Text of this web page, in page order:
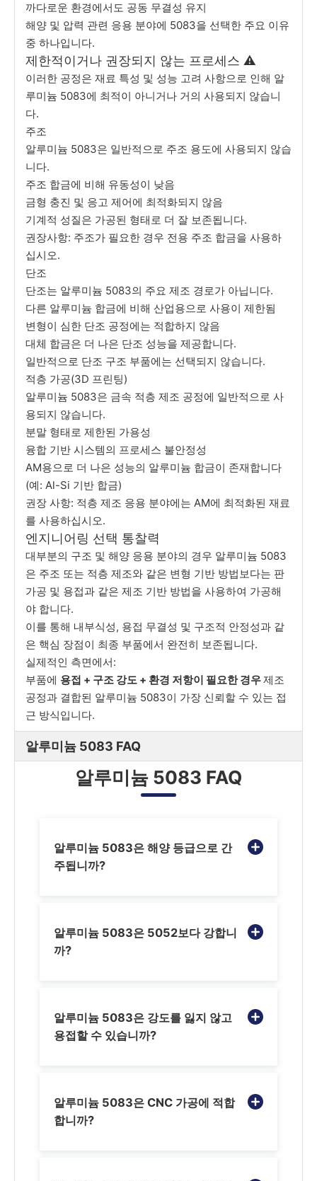
까다로운 환경에서도 공동 무결성 유지
해양 및 압력 관련 응용 분야에 5083을 선택한 주요 이유
중 하나입니다.
제한적이거나 권장되지 않는 프로세스 ⚠️
이러한 공정은 재료 특성 및 성능 고려 사항으로 인해 알
루미늄 5083에 최적이 아니거나 거의 사용되지 않습니
다.
주조
알루미늄 5083은 일반적으로 주조 용도에 사용되지 않습
니다.
주조 합금에 비해 유동성이 낮음
금형 충진 및 응고 제어에 최적화되지 않음
기계적 성질은 가공된 형태로 더 잘 보존됩니다.
권장사항: 주조가 필요한 경우 전용 주조 합금을 사용하
십시오.
단조
단조는 알루미늄 5083의 주요 제조 경로가 아닙니다.
다른 알루미늄 합금에 비해 산업용으로 사용이 제한됨
변형이 심한 단조 공정에는 적합하지 않음
대체 합금은 더 나은 단조 성능을 제공합니다.
일반적으로 단조 구조 부품에는 선택되지 않습니다.
적층 가공(3D 프린팅)
알루미늄 5083은 금속 적층 제조 공정에 일반적으로 사
용되지 않습니다.
분말 형태로 제한된 가용성
융합 기반 시스템의 프로세스 불안정성
AM용으로 더 나은 성능의 알루미늄 합금이 존재합니다
(예: Al-Si 기반 합금)
권장 사항: 적층 제조 응용 분야에는 AM에 최적화된 재료
를 사용하십시오.
엔지니어링 선택 통찰력
대부분의 구조 및 해양 응용 분야의 경우 알루미늄 5083
은 주조 또는 적층 제조와 같은 변형 기반 방법보다는 판
가공 및 용접과 같은 제조 기반 방법을 사용하여 가공해
야 합니다.
이를 통해 내부식성, 용접 무결성 및 구조적 안정성과 같
은 핵심 장점이 최종 부품에서 완전히 보존됩니다.
실제적인 측면에서:
부품에 용접 + 구조 강도 + 환경 저항이 필요한 경우제조
공정과 결합된 알루미늄 5083이 가장 신뢰할 수 있는 접
근 방식입니다.
알루미늄 5083 FAQ
알루미늄 5083 FAQ
알루미늄 5083은 해양 등급으로 간
주됩니까?
알루미늄 5083은 5052보다 강합니
까?
알루미늄 5083은 강도를 잃지 않고
용접할 수 있습니까?
알루미늄 5083은 CNC 가공에 적합
합니까?